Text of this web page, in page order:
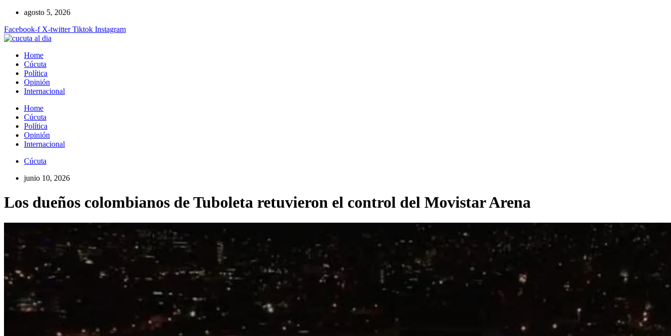
contenido
agosto 5, 2026
Facebook-f X-twitter Tiktok Instagram
Home
Cúcuta
Política
Opinión
Internacional
Home
Cúcuta
Política
Opinión
Internacional
Cúcuta
junio 10, 2026
Los dueños colombianos de Tuboleta retuvieron el control del Movistar Arena